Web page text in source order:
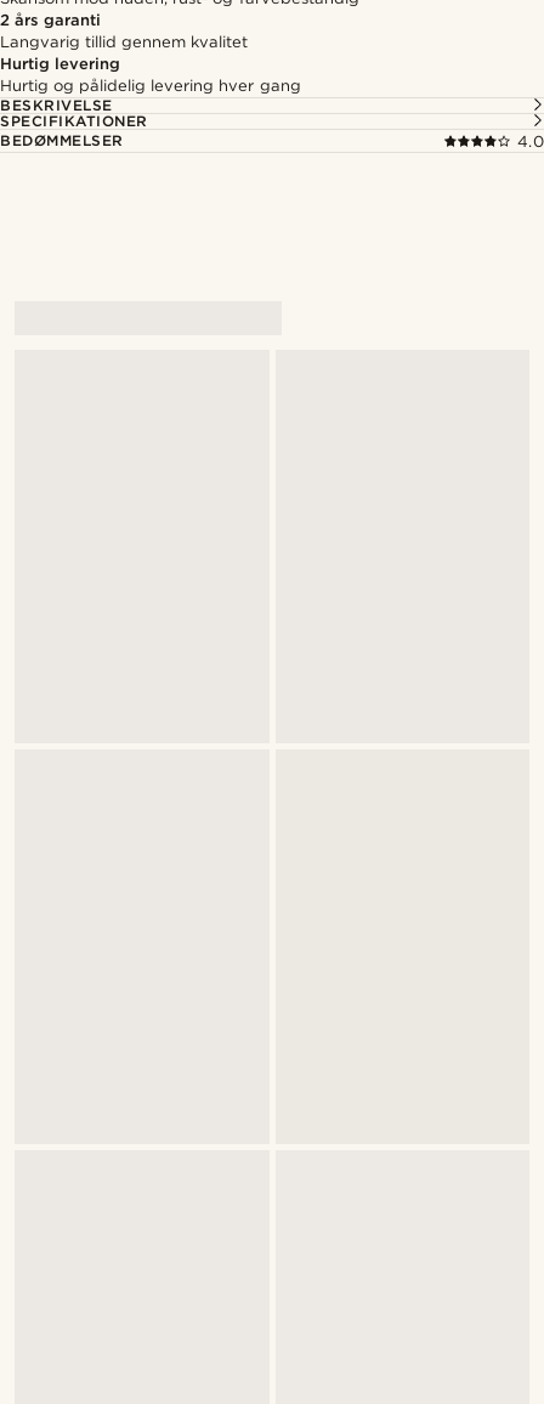
2 års garanti
Langvarig tillid gennem kvalitet
Hurtig levering
Hurtig og pålidelig levering hver gang
BESKRIVELSE
SPECIFIKATIONER
BEDØMMELSER
4.0